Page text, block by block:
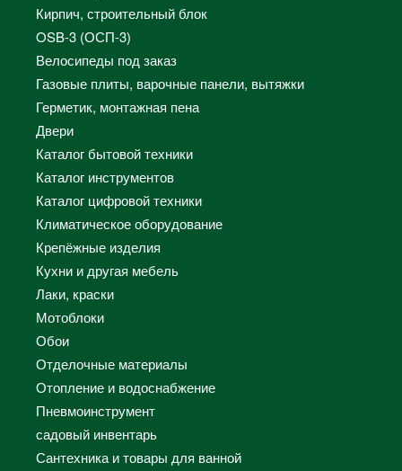
Кирпич, строительный блок
OSB-3 (ОСП-3)
Велосипеды под заказ
Газовые плиты, варочные панели, вытяжки
Герметик, монтажная пена
Двери
Каталог бытовой техники
Каталог инструментов
Каталог цифровой техники
Климатическое оборудование
Крепёжные изделия
Кухни и другая мебель
Лаки, краски
Мотоблоки
Обои
Отделочные материалы
Отопление и водоснабжение
Пневмоинструмент
садовый инвентарь
Сантехника и товары для ванной